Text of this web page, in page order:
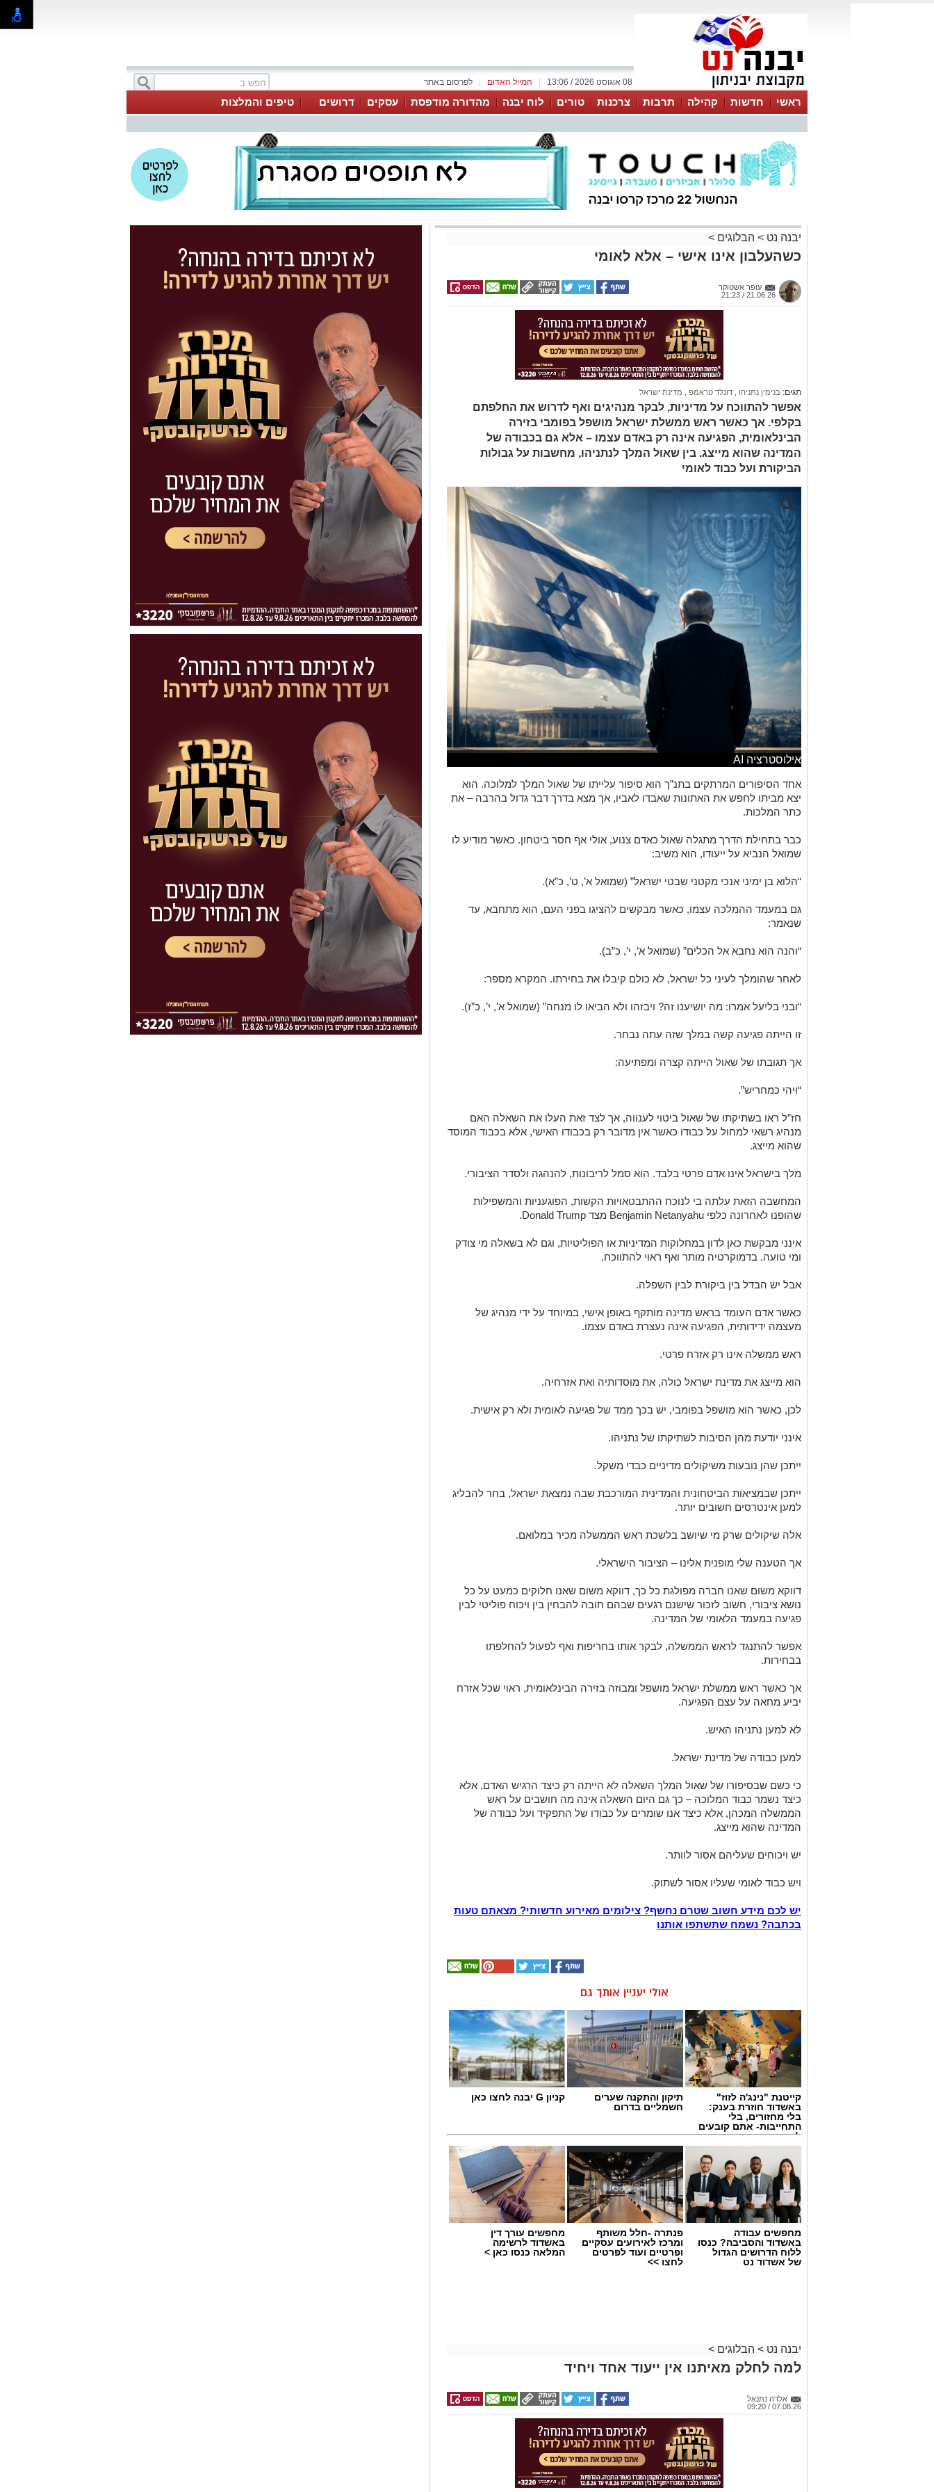
לפרסום באתר המייל האדום 08 אוגוסט 2026 / 13:06
ראשי חדשות קהילה תרבות צרכנות טורים לוח יבנה מהדורה מודפסת עסקים דרושים טיפים והמלצות
יבנה נט > הבלוגים >
כשהעלבון אינו אישי – אלא לאומי
עופר אשטוקר
21.06.26 / 21:23
תגים: בנימין נתניהו דונלד טראמפ מדינת ישראל
אפשר להתווכח על מדיניות, לבקר מנהיגים ואף לדרוש את החלפתם
בקלפי. אך כאשר ראש ממשלת ישראל מושפל בפומבי בזירה
הבינלאומית, הפגיעה אינה רק באדם עצמו – אלא גם בכבודה של
המדינה שהוא מייצג. בין שאול המלך לנתניהו, מחשבות על גבולות
הביקורת ועל כבוד לאומי
אילוסטרציה AI
אחד הסיפורים המרתקים בתנ”ך הוא סיפור עלייתו של שאול המלך למלוכה. הוא
יצא מביתו לחפש את האתונות שאבדו לאביו, אך מצא בדרך דבר גדול בהרבה – את
כתר המלכות.
כבר בתחילת הדרך מתגלה שאול כאדם צנוע, אולי אף חסר ביטחון. כאשר מודיע לו
שמואל הנביא על ייעודו, הוא משיב:
“הלוא בן ימיני אנכי מקטני שבטי ישראל” (שמואל א’, ט’, כ”א).
גם במעמד ההמלכה עצמו, כאשר מבקשים להציגו בפני העם, הוא מתחבא, עד
שנאמר:
“והנה הוא נחבא אל הכלים” (שמואל א’, י’, כ”ב).
לאחר שהומלך לעיני כל ישראל, לא כולם קיבלו את בחירתו. המקרא מספר:
“ובני בליעל אמרו: מה יושיענו זה? ויבזהו ולא הביאו לו מנחה” (שמואל א’, י’, כ”ז).
זו הייתה פגיעה קשה במלך שזה עתה נבחר.
אך תגובתו של שאול הייתה קצרה ומפתיעה:
“ויהי כמחריש”.
חז”ל ראו בשתיקתו של שאול ביטוי לענווה, אך לצד זאת העלו את השאלה האם
מנהיג רשאי למחול על כבודו כאשר אין מדובר רק בכבודו האישי, אלא בכבוד המוסד
שהוא מייצג.
מלך בישראל אינו אדם פרטי בלבד. הוא סמל לריבונות, להנהגה ולסדר הציבורי.
המחשבה הזאת עלתה בי לנוכח ההתבטאויות הקשות, הפוגעניות והמשפילות
שהופנו לאחרונה כלפי Benjamin Netanyahu מצד Donald Trump.
אינני מבקשת כאן לדון במחלוקות המדיניות או הפוליטיות, וגם לא בשאלה מי צודק
ומי טועה. בדמוקרטיה מותר ואף ראוי להתווכח.
אבל יש הבדל בין ביקורת לבין השפלה.
כאשר אדם העומד בראש מדינה מותקף באופן אישי, במיוחד על ידי מנהיג של
מעצמה ידידותית, הפגיעה אינה נעצרת באדם עצמו.
ראש ממשלה אינו רק אזרח פרטי.
הוא מייצג את מדינת ישראל כולה, את מוסדותיה ואת אזרחיה.
לכן, כאשר הוא מושפל בפומבי, יש בכך ממד של פגיעה לאומית ולא רק אישית.
אינני יודעת מהן הסיבות לשתיקתו של נתניהו.
ייתכן שהן נובעות משיקולים מדיניים כבדי משקל.
ייתכן שבמציאות הביטחונית והמדינית המורכבת שבה נמצאת ישראל, בחר להבליג
למען אינטרסים חשובים יותר.
אלה שיקולים שרק מי שיושב בלשכת ראש הממשלה מכיר במלואם.
אך הטענה שלי מופנית אלינו – הציבור הישראלי.
דווקא משום שאנו חברה מפולגת כל כך, דווקא משום שאנו חלוקים כמעט על כל
נושא ציבורי, חשוב לזכור שישנם רגעים שבהם חובה להבחין בין ויכוח פוליטי לבין
פגיעה במעמד הלאומי של המדינה.
אפשר להתנגד לראש הממשלה, לבקר אותו בחריפות ואף לפעול להחלפתו
בבחירות.
אך כאשר ראש ממשלת ישראל מושפל ומבוזה בזירה הבינלאומית, ראוי שכל אזרח
יביע מחאה על עצם הפגיעה.
לא למען נתניהו האיש.
למען כבודה של מדינת ישראל.
כי כשם שבסיפורו של שאול המלך השאלה לא הייתה רק כיצד הרגיש האדם, אלא
כיצד נשמר כבוד המלוכה – כך גם היום השאלה אינה מה חושבים על ראש
הממשלה המכהן, אלא כיצד אנו שומרים על כבודו של התפקיד ועל כבודה של
המדינה שהוא מייצג.
יש ויכוחים שעליהם אסור לוותר.
ויש כבוד לאומי שעליו אסור לשתוק.
יש לכם מידע חשוב שטרם נחשף? צילומים מאירוע חדשותי? מצאתם טעות
בכתבה? נשמח שתשתפו אותנו
אולי יעניין אותך גם
קייטנת "נינג'ה לזוז"
באשדוד חוזרת בענק:
בלי מחזורים, בלי
התחייבות- אתם קובעים
לכמה ואיזה ימים
להירשם!
תיקון והתקנה שערים
חשמליים בדרום
קניון G יבנה לחצו כאן
מחפשים עבודה
באשדוד והסביבה? כנסו
ללוח הדרושים הגדול
של אשדוד נט
פנתרה -חלל משותף
ומרכז לאירועים עסקיים
ופרטיים ועוד לפרטים
לחצו >>
מחפשים עורך דין
באשדוד לרשימה
המלאה כנסו כאן >
יבנה נט > הבלוגים >
למה לחלק מאיתנו אין ייעוד אחד ויחיד
אלדה נתנאל
07.08.26 / 09:20